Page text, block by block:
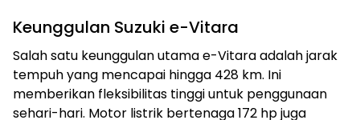
Keunggulan Suzuki e-Vitara
Salah satu keunggulan utama e-Vitara adalah jarak
tempuh yang mencapai hingga 428 km. Ini
memberikan fleksibilitas tinggi untuk penggunaan
sehari-hari. Motor listrik bertenaga 172 hp juga